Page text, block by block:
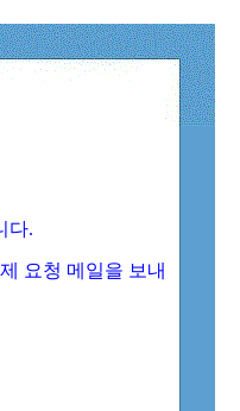
다.
요청 메일을 보내